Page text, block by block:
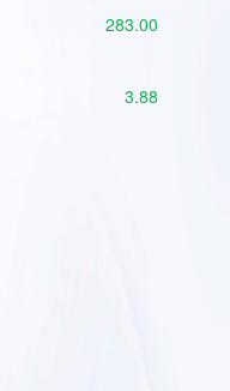
283.00
3.88